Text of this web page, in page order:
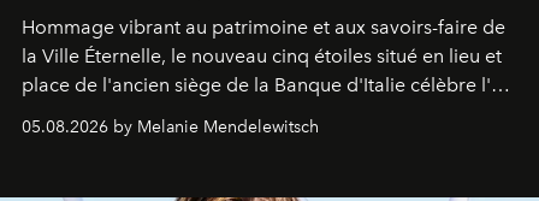
Hommage vibrant au patrimoine et aux savoirs-faire de
la Ville Éternelle, le nouveau cinq étoiles situé en lieu et
place de l'ancien siège de la Banque d'Italie célèbre l'art
de vivre Romain dans toute son élégance intemporelle.
05.08.2026 by Melanie Mendelewitsch